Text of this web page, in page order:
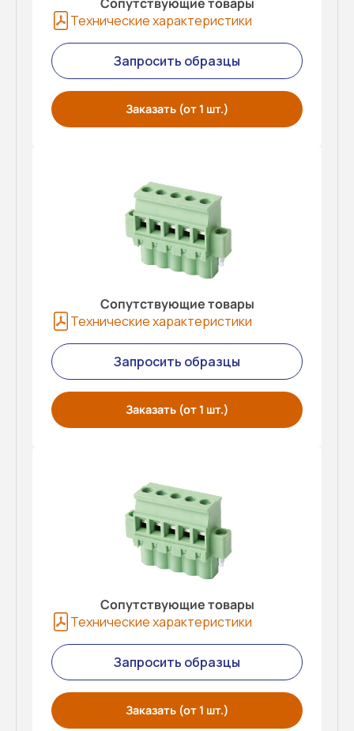
Технические характеристики
Запросить образцы
Заказать (от 1 шт.)
Сопутствующие товары
Технические характеристики
Запросить образцы
Заказать (от 1 шт.)
Сопутствующие товары
Технические характеристики
Запросить образцы
Заказать (от 1 шт.)